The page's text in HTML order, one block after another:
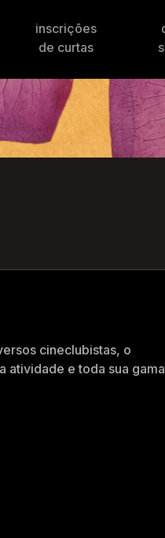
inscrições
de curtas
cineclubistas, o
atividade e toda sua